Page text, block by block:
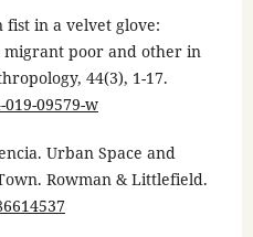
fist in a velvet glove:
poor and other in
44(3), 1-17.
09579-w
Urban Space and
Rowman & Littlefield.